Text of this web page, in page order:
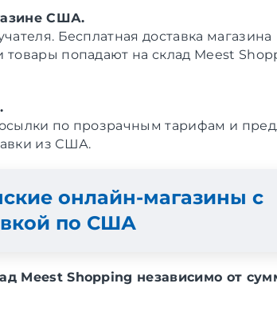
США.
Бесплатная доставка магазина
попадают на склад Meest
по прозрачным тарифам и
из США.
онлайн-магазины с
по США
Meest Shopping независимо от